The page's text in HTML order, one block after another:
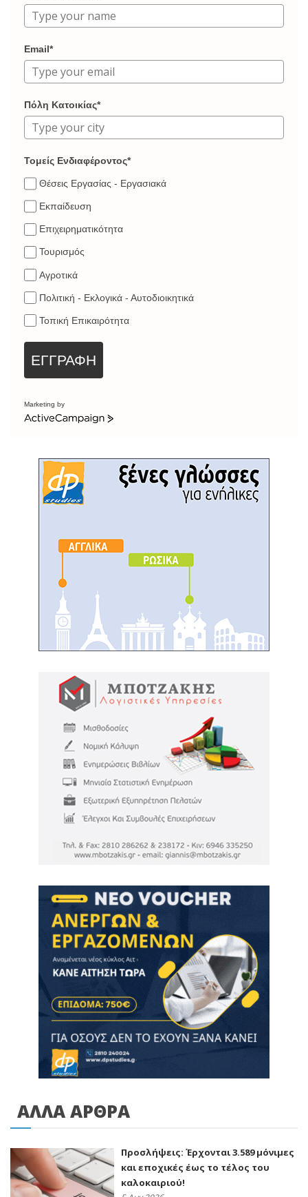
Email*
Πόλη Κατοικίας*
Τομείς Ενδιαφέροντος*
Θέσεις Εργασίας - Εργασιακά
Εκπαίδευση
Επιχειρηματικότητα
Τουρισμός
Αγροτικά
Πολιτική - Εκλογικά - Αυτοδιοικητικά
Τοπική Επικαιρότητα
ΕΓΓΡΑΦΗ
Marketing by
ΑΛΛΑ ΑΡΘΡΑ
Προσλήψεις: Έρχονται 3.589 μόνιμες
και εποχικές έως το τέλος του
καλοκαιριού!